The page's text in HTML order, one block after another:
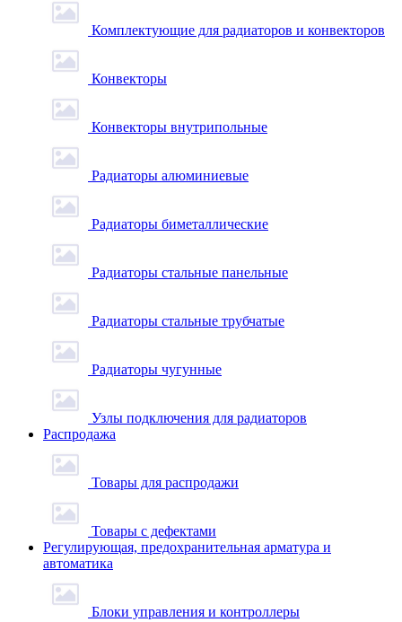
Комплектующие для радиаторов и конвекторов
Конвекторы
Конвекторы внутрипольные
Радиаторы алюминиевые
Радиаторы биметаллические
Радиаторы стальные панельные
Радиаторы стальные трубчатые
Радиаторы чугунные
Узлы подключения для радиаторов
Распродажа
Товары для распродажи
Товары с дефектами
Регулирующая, предохранительная арматура и
автоматика
Блоки управления и контроллеры